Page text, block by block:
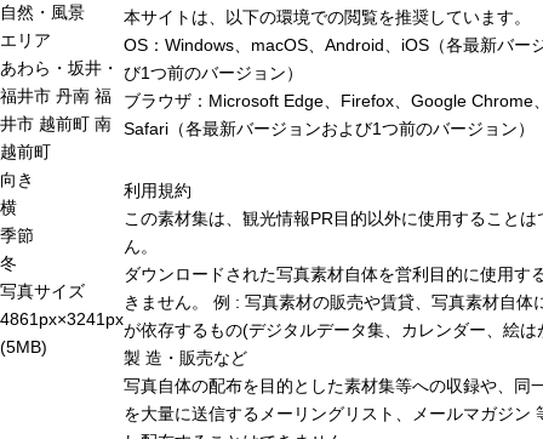
自然・風景
エリア
あわら・坂井・
福井市 丹南 福
井市 越前町 南
越前町
向き
横
季節
冬
写真サイズ
4861px×3241px
(5MB)
本サイトは、以下の環境での閲覧を推奨しています。
OS：Windows、macOS、Android、iOS（各最新バー
び1つ前のバージョン）
ブラウザ：Microsoft Edge、Firefox、Google Chrome
Safari（各最新バージョンおよび1つ前のバージョン）
利用規約
この素材集は、観光情報PR目的以外に使用することは
ん。
ダウンロードされた写真素材自体を営利目的に使用す
きません。 例 : 写真素材の販売や賃貸、写真素材自体
が依存するもの(デジタルデータ集、カレンダー、絵は
製 造・販売など
写真自体の配布を目的とした素材集等への収録や、同
を大量に送信するメーリングリスト、メールマガジン